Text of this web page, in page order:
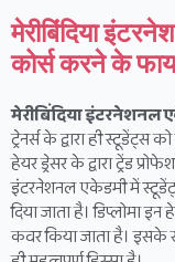
मेरीबिंदिया
कोर्स करने के
मेरीबिंदिया इंटरनेशनल
ट्रेनर्स के द्वारा ही स्टूडेंट्स
हेयर ड्रेसर के द्वारा ट्रेंड
इंटरनेशनल एकेडमी में
दिया जाता है। डिप्लोमा
कवर किया जाता है। इसके